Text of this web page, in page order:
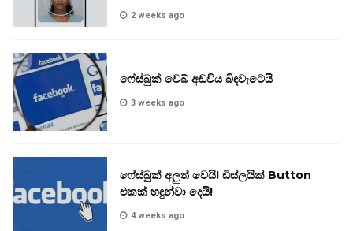
2 weeks ago
ෆේස්බුක් වෙබ් අඩවිය බිඳවැටෙයි
3 weeks ago
ෆේස්බුක් අලුත් වෙයි! ඩිස්ලයික් Button
එකක් හඳුන්වා දෙයි!
4 weeks ago